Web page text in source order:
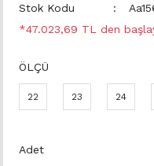
Stok Kodu
*47.023,69 TL den
ÖLÇÜ
22 23 24
Adet